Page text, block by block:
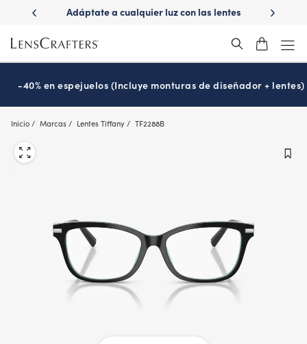
main
content
con
Adáptate a cualquier luz con las lentes
¿Es
-40% en espejuelos (Incluye monturas de diseñador + lentes)
Inicio Marcas Lentes Tiffany TF2288B